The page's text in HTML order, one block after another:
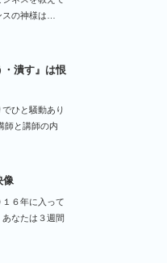
の神様は…
・潰す』は恨
ひと騒動あり
師と講師の内
像
６年に入って
あなたは３週間